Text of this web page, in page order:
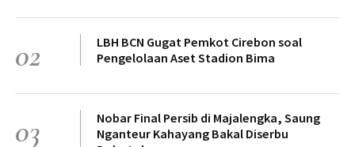
02
LBH BCN Gugat Pemkot Cirebon soal
Pengelolaan Aset Stadion Bima
03
Nobar Final Persib di Majalengka, Saung
Nganteur Kahayang Bakal Diserbu